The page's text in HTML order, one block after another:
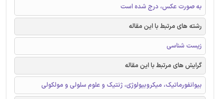
به صورت عکس، درج شده است
رشته های مرتبط با این مقاله
زیست شناسی
گرایش های مرتبط با این مقاله
بیوانفورماتیک، میکروبیولوژی، ژنتیک و علوم سلولی و مولکولی